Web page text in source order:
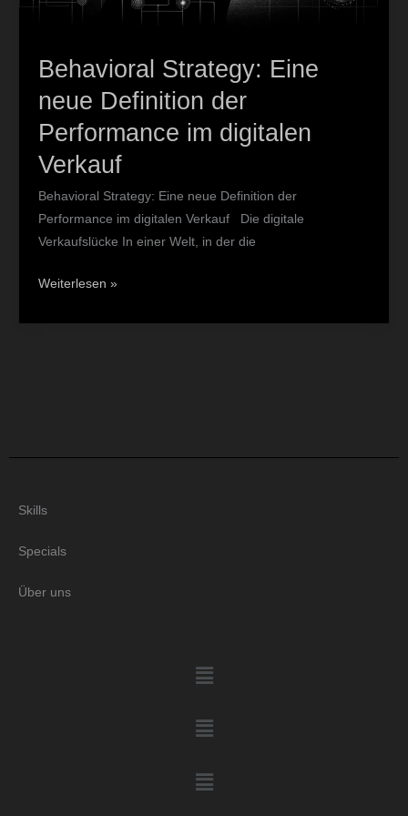
Behavioral Strategy: Eine
neue Definition der
Performance im digitalen
Verkauf
Behavioral Strategy: Eine neue Definition der
Performance im digitalen Verkauf Die digitale
Verkaufslücke In einer Welt, in der die
Weiterlesen »
Skills
Specials
Über uns
Menü
Menü
Menü